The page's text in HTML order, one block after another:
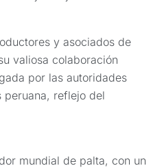
y asociados de
valiosa colaboración
por las autoridades
reflejo del
mundial de palta, con un